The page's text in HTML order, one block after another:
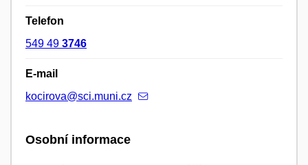
Telefon
549 49 3746
E-mail
kocirova@sci.muni.cz
Osobní informace